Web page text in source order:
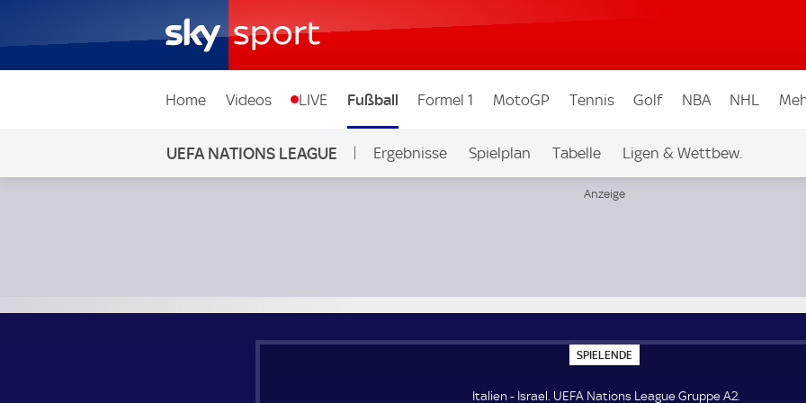
Home Videos LIVE Fußball Formel 1 MotoGP Tennis Golf NBA NHL
UEFA NATIONS LEAGUE Ergebnisse Spielplan Tabelle Ligen & Wettbew.
SPIELENDE
P
E
Italien - Israel. UEFA Nations League Gruppe A2.